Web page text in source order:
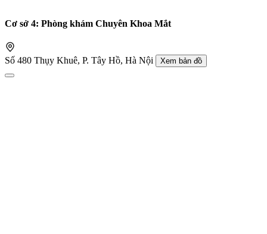
Cơ sở 4: Phòng khám Chuyên Khoa Mắt
Số 480 Thụy Khuê, P. Tây Hồ, Hà Nội Xem bản đồ